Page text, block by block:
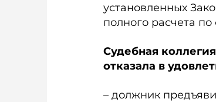
установленных
полного расчета
Судебная
отказала в
– должник